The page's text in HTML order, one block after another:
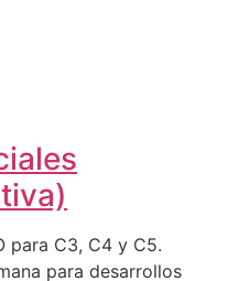
para C3, C4 y C5.
para desarrollos